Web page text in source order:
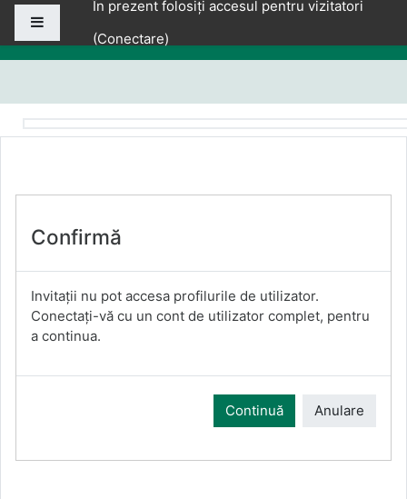
Sari la conţinutul principalÎn prezent folosiți accesul pentru vizitatori
(Conectare)
Confirmă
Invitații nu pot accesa profilurile de utilizator.
Conectați-vă cu un cont de utilizator complet, pentru
a continua.
Continuă Anulare